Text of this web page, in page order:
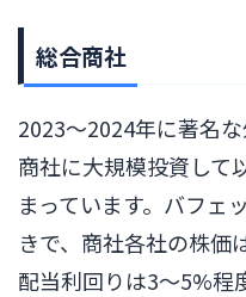
総合商社
2023〜2024年に著名
商社に大規模投資して
まっています。バフェ
きで、商社各社の株価
配当利回りは3〜5%程